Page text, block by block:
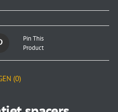
Pin This
Product
(0)